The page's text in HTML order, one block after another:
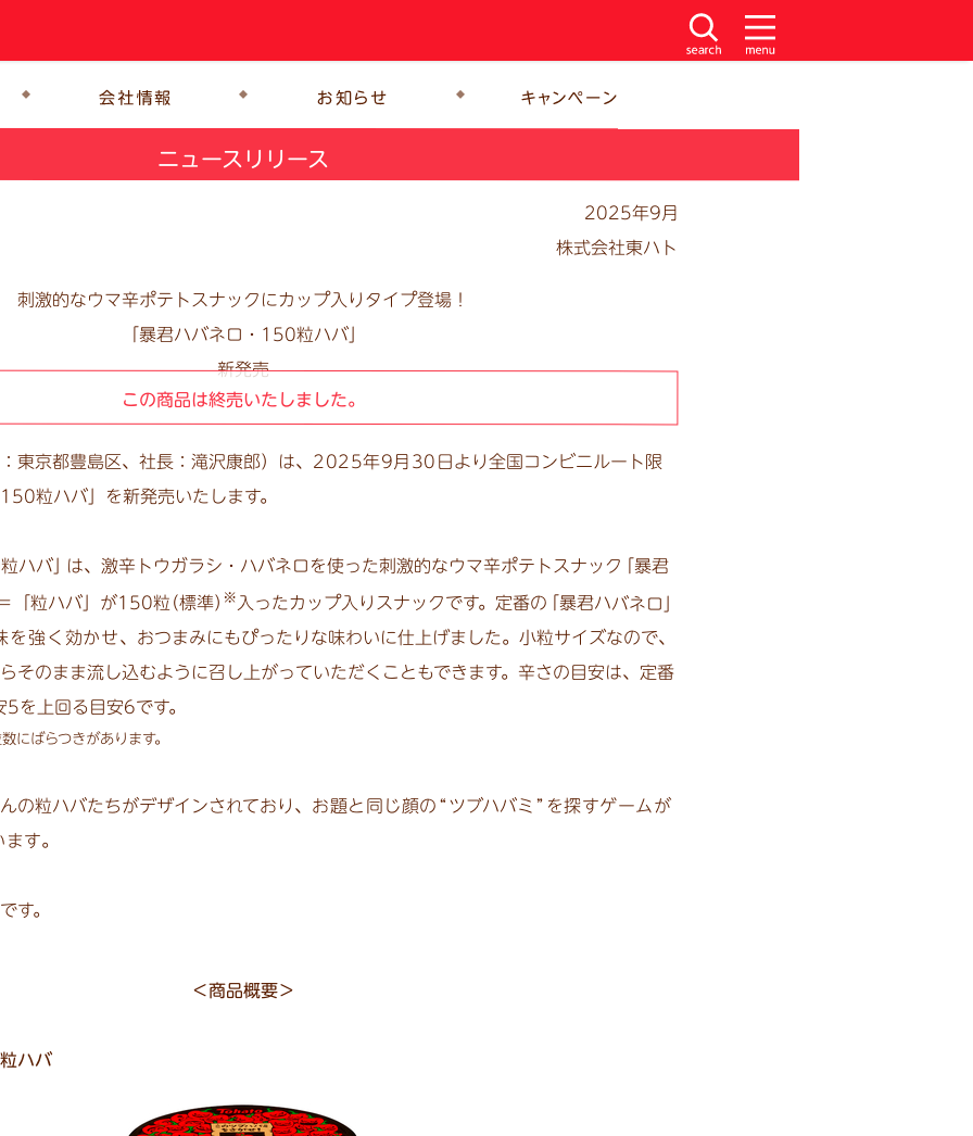
ニュースリリース
2025年9月
株式会社東ハト
刺激的なウマ辛ポテトスナックにカップ入りタイプ登場！
「暴君ハバネロ・150粒ハバ」
新発売
この商品は終売いたしました。
東京都豊島区、社長：滝沢康郎）は、 2025年9月30日より全国コンビニルート限
粒ハバ」を新発売いたします。
ハバ は、激辛トウガラシ・ハバネロを使った刺激的なウマ辛ポテトスナッ ク「暴君
「粒ハバ」が150粒（標準） ※ 入ったカップ入りスナックです。定番の「暴君ハバネロ
を強く 効かせ、おつまみにもぴったりな味わいに仕上げました。小粒サイズなので、
そのまま流し込むように召し上がっていただくこともできます。辛さの目安は、定番
5を上回る目安6です。
にばらつきがあります。
の粒ハバたちがデザインされており、 お題と同じ顔の“ ツブハバミ ” を探すゲームが
ます。
す。
＜商品概要＞
ハバ